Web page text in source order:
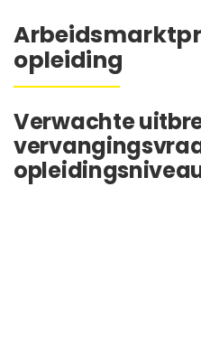
opleiding
Verwachte